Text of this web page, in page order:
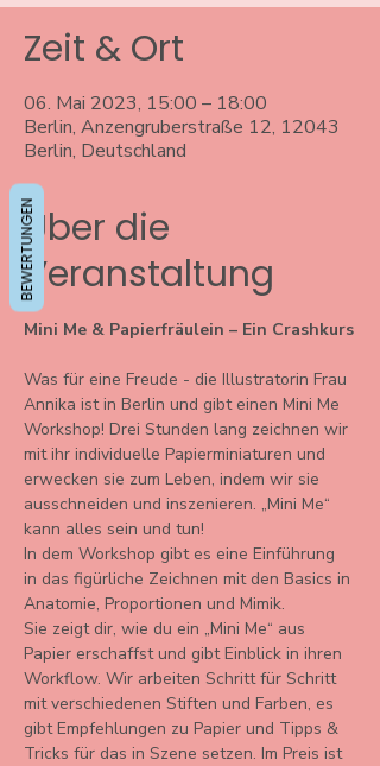
Zeit & Ort
06. Mai 2023, 15:00 – 18:00
Berlin, Anzengruberstraße 12, 12043
Berlin, Deutschland
Über die
Veranstaltung
Mini Me & Papierfräulein – Ein Crashkurs
Was für eine Freude - die Illustratorin Frau
Annika ist in Berlin und gibt einen Mini Me
Workshop! Drei Stunden lang zeichnen wir
mit ihr individuelle Papierminiaturen und
erwecken sie zum Leben, indem wir sie
ausschneiden und inszenieren. „Mini Me“
kann alles sein und tun!
In dem Workshop gibt es eine Einführung
in das figürliche Zeichnen mit den Basics in
Anatomie, Proportionen und Mimik.
Sie zeigt dir, wie du ein „Mini Me“ aus
Papier erschaffst und gibt Einblick in ihren
Workflow. Wir arbeiten Schritt für Schritt
mit verschiedenen Stiften und Farben, es
gibt Empfehlungen zu Papier und Tipps &
Tricks für das in Szene setzen. Im Preis ist
BEWERTUNGEN